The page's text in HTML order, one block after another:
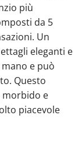
più
da 5
Un
eleganti e
e può
Questo
morbido e
piacevole